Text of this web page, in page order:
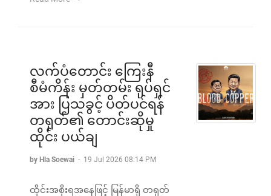
လက်ပံတောင်း ကြေးနီ
စီမံကိန်း မှတ်တမ်း ရုပ်ရှင်
အား ပြသခွင့် ပိတ်ပင်ရန်
တရုတ်၏ တောင်းဆိုမှု
ထိုင်း ပယ်ချ
by Hla Soewai - 19 Jul 2026 08:14 PM
ထိုင်းအစိုးရအနေဖြင့် မြန်မာရှိ တရုတ်